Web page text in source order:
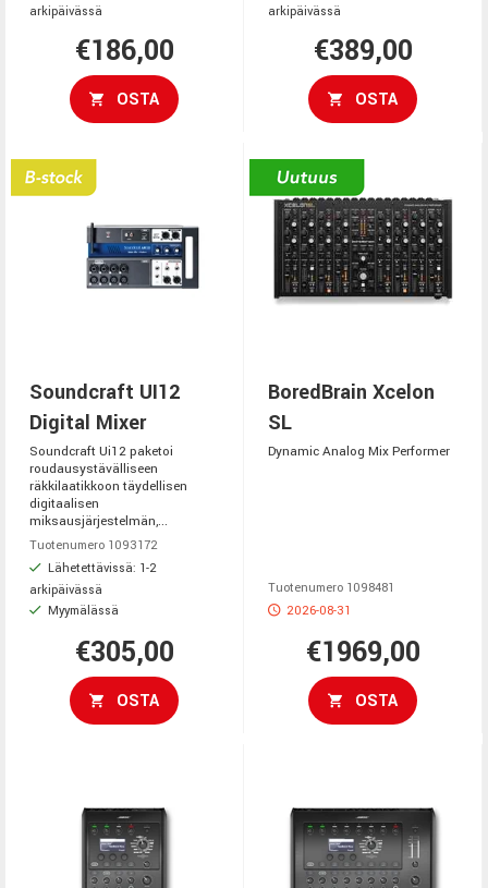
arkipäivässä
€186,00
OSTA
arkipäivässä
€389,00
OSTA
Soundcraft UI12
Digital Mixer
Soundcraft Ui12 paketoi
roudausystävälliseen
räkkilaatikkoon täydellisen
digitaalisen
miksausjärjestelmän,...
Tuotenumero 1093172
Lähetettävissä: 1-2
arkipäivässä
Myymälässä
€305,00
OSTA
BoredBrain Xcelon
SL
Dynamic Analog Mix Performer
Tuotenumero 1098481
2026-08-31
€1969,00
OSTA